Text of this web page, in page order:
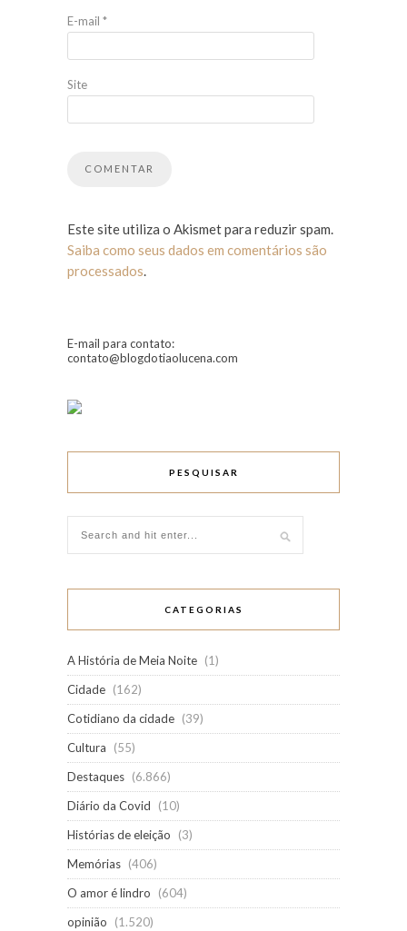
E-mail *
Site
Este site utiliza o Akismet para reduzir spam.
Saiba como seus dados em comentários são
processados.
E-mail para contato:
contato@blogdotiaolucena.com
PESQUISAR
CATEGORIAS
A História de Meia Noite (1)
Cidade (162)
Cotidiano da cidade (39)
Cultura
(55)
Destaques (6.866)
Diário da Covid
(10)
Histórias de eleição
(3)
Memórias (406)
O amor é lindro
(604)
opinião
(1.520)